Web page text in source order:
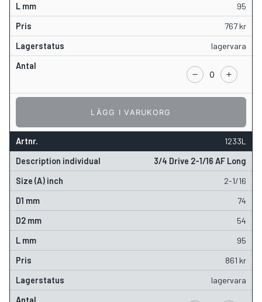
95
767 kr
lagervara
LÄGG I VARUKORG
1233L
3/4 Drive 2-1/16 AF Long
2-1/16
74
54
95
861 kr
lagervara